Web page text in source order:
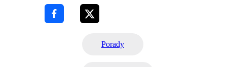
Porady